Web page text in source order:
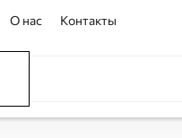
О нас Контакты